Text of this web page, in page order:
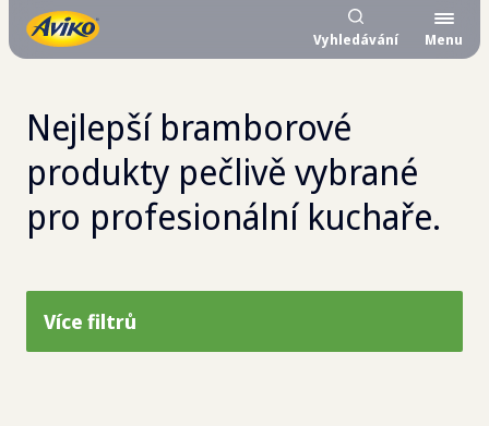
Vyhledávání Menu
Nejlepší bramborové
produkty pečlivě vybrané
pro profesionální kuchaře.
Více filtrů